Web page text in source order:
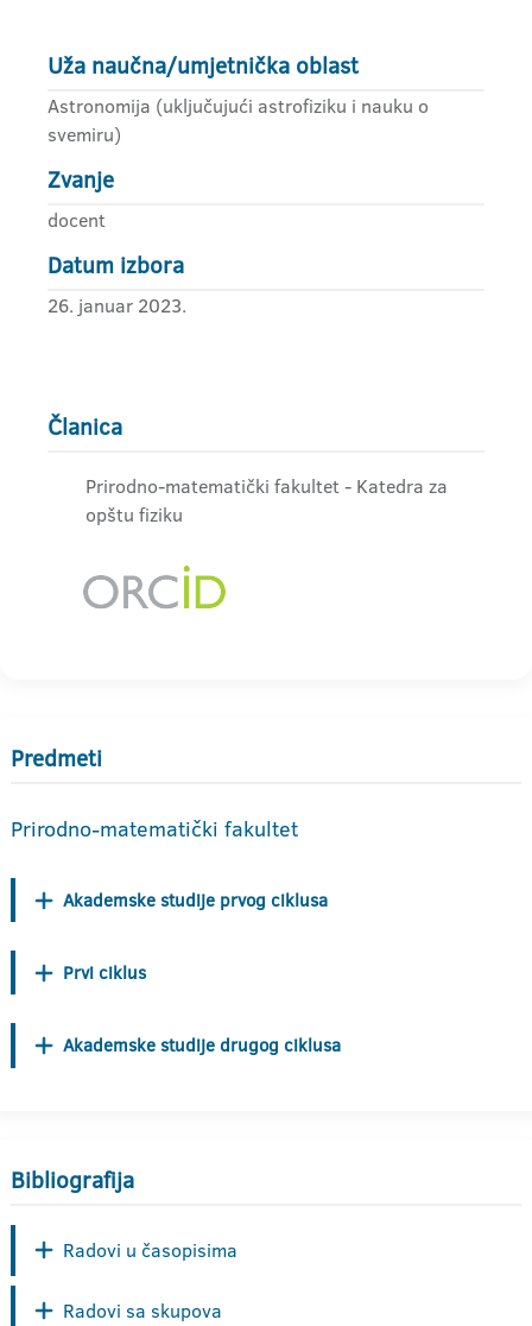
Uža naučna/umjetnička oblast
Astronomija (uključujući astrofiziku i nauku o
svemiru)
Zvanje
docent
Datum izbora
26. januar 2023.
Članica
Prirodno-matematički fakultet - Katedra za
opštu fiziku
Predmeti
Prirodno-matematički fakultet
Akademske studije prvog ciklusa
Prvi ciklus
Akademske studije drugog ciklusa
Bibliografija
Radovi u časopisima
Radovi sa skupova